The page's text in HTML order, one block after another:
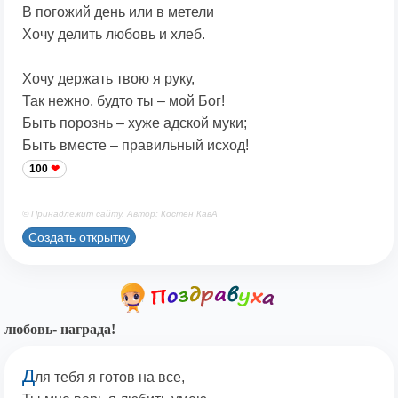
В погожий день или в метели
Хочу делить любовь и хлеб.
Хочу держать твою я руку,
Так нежно, будто ты – мой Бог!
Быть порознь – хуже адской муки;
Быть вместе – правильный исход!
100
© Принадлежит сайту. Автор: Костен КавА
Создать открытку
любовь- награда!
Для тебя я готов на все,